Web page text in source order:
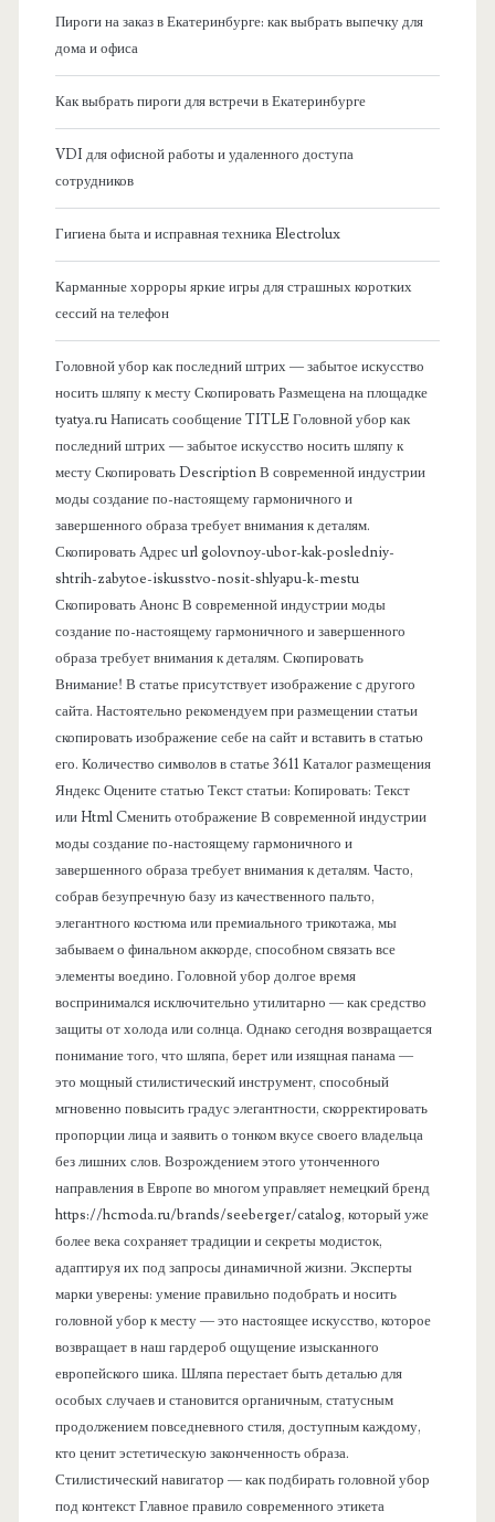
Пироги на заказ в Екатеринбурге: как выбрать выпечку для
дома и офиса
Как выбрать пироги для встречи в Екатеринбурге
VDI для офисной работы и удаленного доступа
сотрудников
Гигиена быта и исправная техника Electrolux
Карманные хорроры яркие игры для страшных коротких
сессий на телефон
Головной убор как последний штрих — забытое искусство
носить шляпу к месту Скопировать Размещена на площадке
tyatya.ru Написать сообщение TITLE Головной убор как
последний штрих — забытое искусство носить шляпу к
месту Скопировать Description В современной индустрии
моды создание по-настоящему гармоничного и
завершенного образа требует внимания к деталям.
Скопировать Адрес url golovnoy-ubor-kak-posledniy-
shtrih-zabytoe-iskusstvo-nosit-shlyapu-k-mestu
Скопировать Анонс В современной индустрии моды
создание по-настоящему гармоничного и завершенного
образа требует внимания к деталям. Скопировать
Внимание! В статье присутствует изображение с другого
сайта. Настоятельно рекомендуем при размещении статьи
скопировать изображение себе на сайт и вставить в статью
его. Количество символов в статье 3611 Каталог размещения
Яндекс Оцените статью Текст статьи: Копировать: Текст
или Html Cменить отображение В современной индустрии
моды создание по-настоящему гармоничного и
завершенного образа требует внимания к деталям. Часто,
собрав безупречную базу из качественного пальто,
элегантного костюма или премиального трикотажа, мы
забываем о финальном аккорде, способном связать все
элементы воедино. Головной убор долгое время
воспринимался исключительно утилитарно — как средство
защиты от холода или солнца. Однако сегодня возвращается
понимание того, что шляпа, берет или изящная панама —
это мощный стилистический инструмент, способный
мгновенно повысить градус элегантности, скорректировать
пропорции лица и заявить о тонком вкусе своего владельца
без лишних слов. Возрождением этого утонченного
направления в Европе во многом управляет немецкий бренд
https://hcmoda.ru/brands/seeberger/catalog, который уже
более века сохраняет традиции и секреты модисток,
адаптируя их под запросы динамичной жизни. Эксперты
марки уверены: умение правильно подобрать и носить
головной убор к месту — это настоящее искусство, которое
возвращает в наш гардероб ощущение изысканного
европейского шика. Шляпа перестает быть деталью для
особых случаев и становится органичным, статусным
продолжением повседневного стиля, доступным каждому,
кто ценит эстетическую законченность образа.
Стилистический навигатор — как подбирать головной убор
под контекст Главное правило современного этикета